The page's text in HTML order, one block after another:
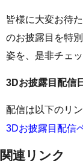
皆様に大変お待
のお披露目を特
姿を、是非チェ
3Dお披露目配信
配信は以下のリ
3Dお披露目配信
関連リンク